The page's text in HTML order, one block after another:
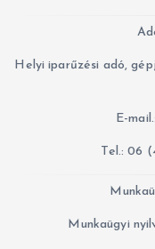
Helyi iparűzési adó,
E-
Tel.: 06
Munkaügyi